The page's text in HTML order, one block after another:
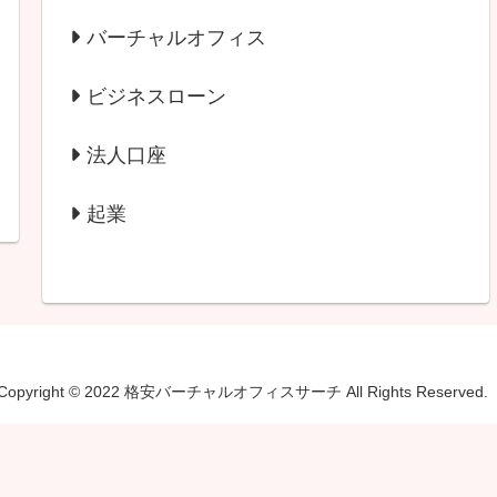
バーチャルオフィス
ビジネスローン
法人口座
起業
© 2022 格安バーチャルオフィスサーチ All Rights Reserved.